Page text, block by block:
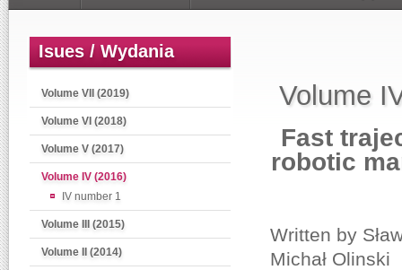
Isues / Wydania
Volume VII (2019)
Volume VI (2018)
Volume V (2017)
Volume IV (2016)
IV number 1
Volume III (2015)
Volume II (2014)
Volume
Fast
robotic
Written by
Michał Olinski